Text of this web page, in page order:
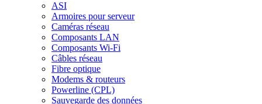
ASI
Armoires pour serveur
Caméras réseau
Composants LAN
Composants Wi-Fi
Câbles réseau
Fibre optique
Modems & routeurs
Powerline (CPL)
Sauvegarde des données